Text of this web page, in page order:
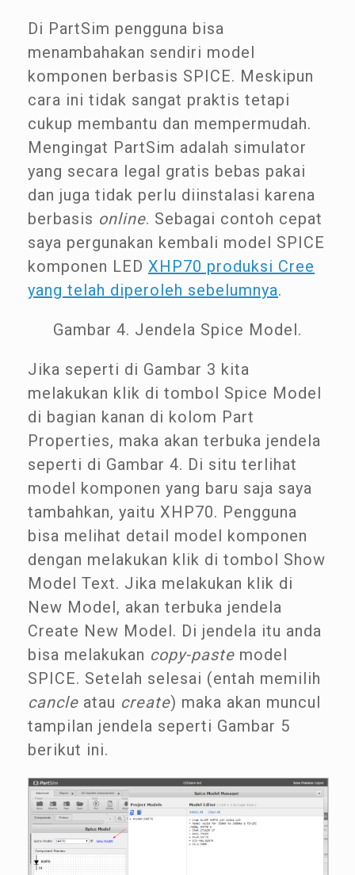
Di PartSim pengguna bisa
menambahakan sendiri model
komponen berbasis SPICE. Meskipun
cara ini tidak sangat praktis tetapi
cukup membantu dan mempermudah.
Mengingat PartSim adalah simulator
yang secara legal gratis bebas pakai
dan juga tidak perlu diinstalasi karena
berbasis online. Sebagai contoh cepat
saya pergunakan kembali model SPICE
komponen LED XHP70 produksi Cree
yang telah diperoleh sebelumnya.
Gambar 4. Jendela Spice Model.
Jika seperti di Gambar 3 kita
melakukan klik di tombol Spice Model
di bagian kanan di kolom Part
Properties, maka akan terbuka jendela
seperti di Gambar 4. Di situ terlihat
model komponen yang baru saja saya
tambahkan, yaitu XHP70. Pengguna
bisa melihat detail model komponen
dengan melakukan klik di tombol Show
Model Text. Jika melakukan klik di
New Model, akan terbuka jendela
Create New Model. Di jendela itu anda
bisa melakukan copy-paste model
SPICE. Setelah selesai (entah memilih
cancle atau create) maka akan muncul
tampilan jendela seperti Gambar 5
berikut ini.